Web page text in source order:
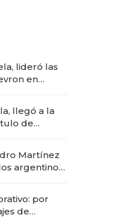
lideró las
en
llegó a la
de
Martínez
argentinos
por
de